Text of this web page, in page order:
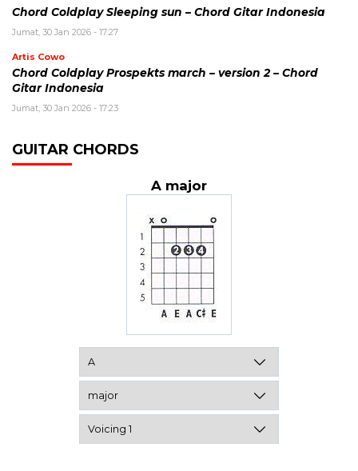
Chord Coldplay Sleeping sun – Chord Gitar Indonesia
Jumat, 30 Jan 2026 - 17:27
Artis Cowo
Chord Coldplay Prospekts march – version 2 – Chord
Gitar Indonesia
Jumat, 30 Jan 2026 - 17:23
GUITAR CHORDS
A major